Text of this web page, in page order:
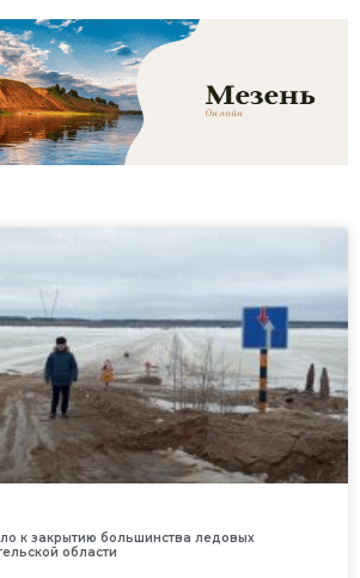
к закрытию большинства ледовых
области